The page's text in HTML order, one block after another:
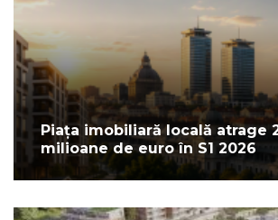
Piața imobiliară locală atrage
milioane de euro în S1 2026